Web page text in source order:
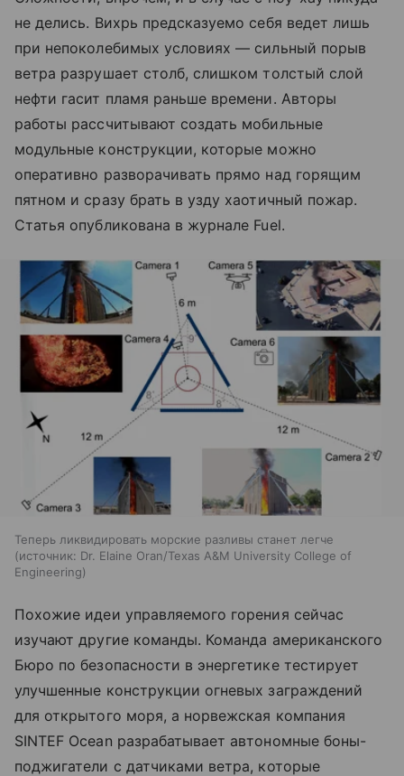
не делись. Вихрь предсказуемо себя ведет лишь
при непоколебимых условиях — сильный порыв
ветра разрушает столб, слишком толстый слой
нефти гасит пламя раньше времени. Авторы
работы рассчитывают создать мобильные
модульные конструкции, которые можно
оперативно разворачивать прямо над горящим
пятном и сразу брать в узду хаотичный пожар.
Статья опубликована в журнале Fuel.
Теперь ликвидировать морские разливы станет легче
источник: Dr. Elaine Oran/Texas A&M University College of
Engineering
Похожие идеи управляемого горения сейчас
изучают другие команды. Команда американского
Бюро по безопасности в энергетике тестирует
улучшенные конструкции огневых заграждений
для открытого моря, а норвежская компания
SINTEF Ocean разрабатывает автономные боны-
поджигатели с датчиками ветра, которые